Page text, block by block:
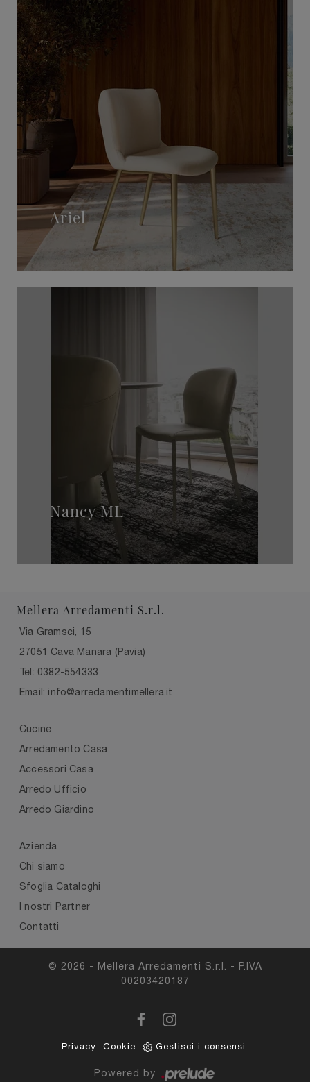
Ariel
Nancy ML
Mellera Arredamenti S.r.l.
Via Gramsci, 15
27051 Cava Manara (Pavia)
Tel: 0382-554333
Email: info@arredamentimellera.it
Cucine
Arredamento Casa
Accessori Casa
Arredo Ufficio
Arredo Giardino
Azienda
Chi siamo
Sfoglia Cataloghi
I nostri Partner
Contatti
© 2026 - Mellera Arredamenti S.r.l. - P.IVA
00203420187
Privacy Cookie Gestisci i consensi
Powered by